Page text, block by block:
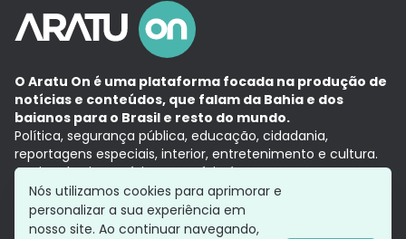
O Aratu On é uma plataforma focada na produção de
notícias e conteúdos, que falam da Bahia e dos
baianos para o Brasil e resto do mundo.
Política, segurança pública, educação, cidadania,
reportagens especiais, interior, entretenimento e cultura.
Aqui, tudo vira notícia e a notícia é no tempo presente,
com a credibilidade do Grupo Aratu.
Grupo Aratu
Política de privacidade
Nós utilizamos cookies para aprimorar e
personalizar a sua experiência em
nosso site. Ao continuar navegando,